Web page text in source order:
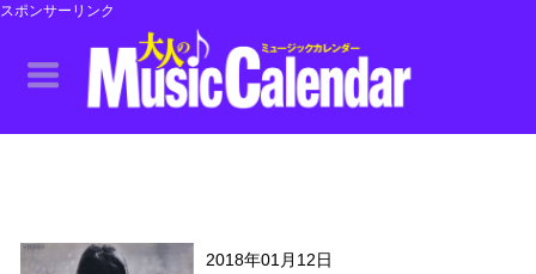
スポンサーリンク
2018年01月12日